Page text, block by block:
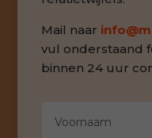
Mail naar
vul onderstaand
binnen 24 uur